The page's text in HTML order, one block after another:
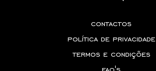
contactos
política de privacidade
termos e condições